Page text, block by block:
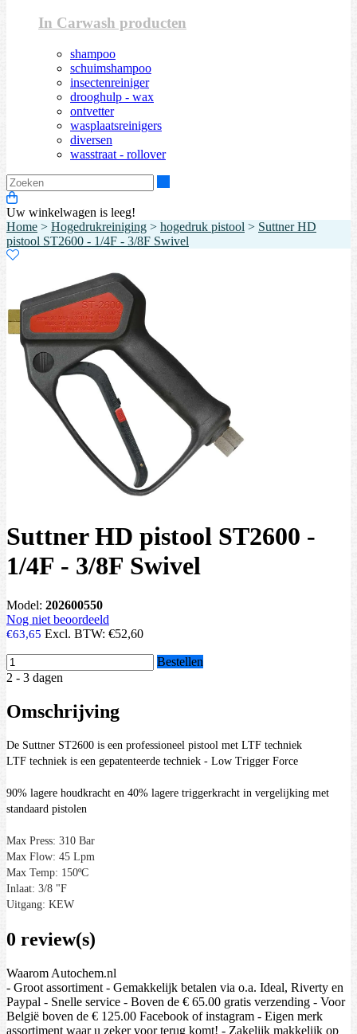
In Carwash producten
shampoo
schuimshampoo
insectenreiniger
drooghulp - wax
ontvetter
wasplaatsreinigers
diversen
wasstraat - rollover
Uw winkelwagen is leeg!
Home > Hogedrukreiniging > hogedruk pistool > Suttner HD
pistool ST2600 - 1/4F - 3/8F Swivel
Suttner HD pistool ST2600 -
1/4F - 3/8F Swivel
Model: 202600550
Nog niet beoordeeld
€63,65 Excl. BTW: €52,60
Bestellen
2 - 3 dagen
Omschrijving
De Suttner ST2600 is een professioneel pistool met LTF techniek
LTF techniek is een gepatenteerde techniek - Low Trigger Force
90% lagere houdkracht en 40% lagere triggerkracht in vergelijking met
standaard pistolen
Max Press: 310 Bar
Max Flow: 45 Lpm
Max Temp: 150ºC
Inlaat: 3/8 "F
Uitgang: KEW
0 review(s)
Waarom Autochem.nl
- Groot assortiment - Gemakkelijk betalen via o.a. Ideal, Riverty en
Paypal - Snelle service - Boven de € 65.00 gratis verzending - Voor
België boven de € 125.00 Facebook of instagram - Eigen merk
assortiment waar u zeker voor terug komt! - Zakelijk makkelijk op